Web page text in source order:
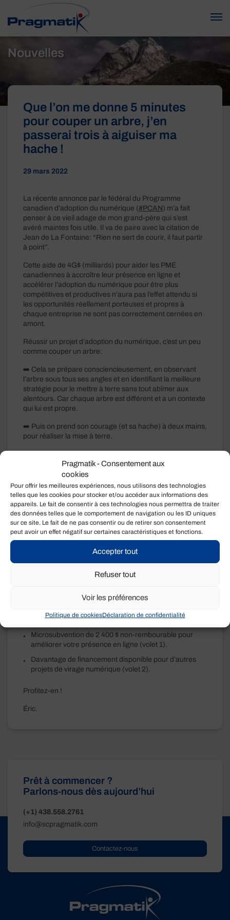
Pragmatik - Consentement aux
cookies
Pour offrir les meilleures expériences, nous utilisons des technologies
telles que les cookies pour stocker et/ou accéder aux informations des
appareils. Le fait de consentir à ces technologies nous permettra de traiter
des données telles que le comportement de navigation ou les ID uniques
sur ce site. Le fait de ne pas consentir ou de retirer son consentement
peut avoir un effet négatif sur certaines caractéristiques et fonctions.
Accepter tout
Refuser tout
Voir les préférences
Politique de cookiesDéclaration de confidentialité
Nouvelles
Que l’on me donne 5 minutes
pour couper un arbre, j’en
passerai trois à aiguiser ma
hache !
29 mars 2022
La récente annonce par le fédéral du Programme
canadien d’adoption du numérique (#PCAN ) m’a fait
penser à ce vieil adage de mon grand-père qui s’est
avéré maintes fois utile. Il va de paire avec la citation de
Jean de La Fontaine: “Rien ne sert de courir, il faut partir
à point”.
Cette aide de 4G$ (milliards) pour aider les PME
canadiennes à accroître leur présence en ligne et
accélérer l’adoption du numérique pour être plus
compétitives et productives n’aura pas l’effet attendu si
les opportunités réellement porteuses et propres à
chaque entreprise ne sont pas correctement cernées en
amont.
Réussir un projet d’adoption du numérique, c’est un peu
comme couper un arbre:
➡️ Cela se prépare consciencieusement, en observant
l’arbre sous tous ses angles et en identifiant la meilleure
stratégie pour le mettre à terre sans tout abîmer aux
alentours. Car chaque arbre est différent et a un contexte
qui lui est propre.
➡️ Puis on prend son courage (et sa hache) à deux mains,
pour réaliser la mise à terre.
facile d’être séduit par une fausse croyance: « Ça ira
sûrement plus vite si l’on met plus d’efforts et qu’on
démarre rapidement ».
L’expérience m’a montré que la réussite de tout projet se
joue essentiellement dans la phase de préparation.
Affûter consciencieusement sa hache est la clé d’une
réussite efficiente. Trop nombreux encore sont ceux qui
croient, à tort, qu’il faut s’empresser de se mettre en
œuvre et que la technologie apportera les réponses à
Dans les prochaines semaines, je tâcherai de vous
ce piège et bien préparer le terrain pour votre virage
profiter du#PCAN, vous saurez comment bien débuter !
Microsubvention de 2 400 $ non-rembourable pour
améliorer votre présence en ligne (volet 1).
Davantage de financement disponible pour d’autres
projets de virage numérique (volet 2).
Profitez-en !
Éric.
Prêt à commencer ?
Parlons-nous dès aujourd’hui
(+1) 438.558.2761
info@scpragmatik.com
Contactez-nous